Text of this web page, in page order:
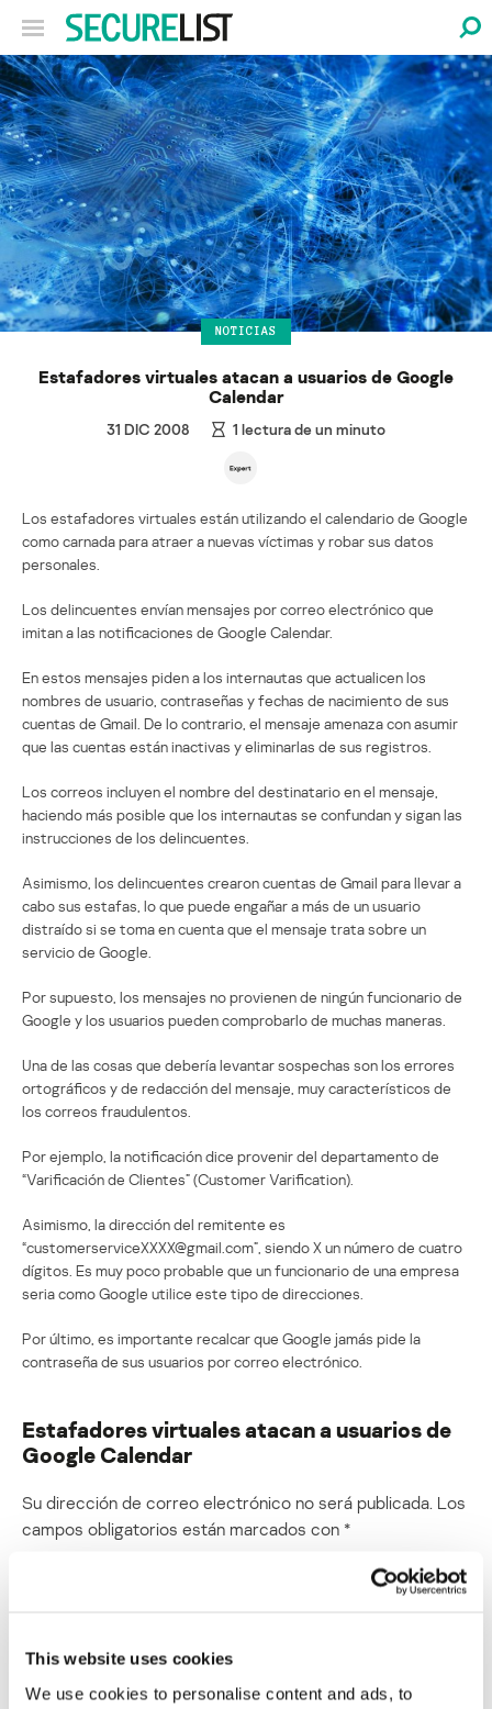
This website uses cookies
We use cookies to personalise content and ads, to
NOTICIAS
Estafadores virtuales atacan a usuarios de Google
Calendar
31 DIC 2008 1 lectura de un minuto
Los estafadores virtuales están utilizando el calendario de Google
como carnada para atraer a nuevas víctimas y robar sus datos
personales.
Los delincuentes envían mensajes por correo electrónico que
imitan a las notificaciones de Google Calendar.
En estos mensajes piden a los internautas que actualicen los
nombres de usuario, contraseñas y fechas de nacimiento de sus
cuentas de Gmail. De lo contrario, el mensaje amenaza con asumir
que las cuentas están inactivas y eliminarlas de sus registros.
Los correos incluyen el nombre del destinatario en el mensaje,
haciendo más posible que los internautas se confundan y sigan las
instrucciones de los delincuentes.
Asimismo, los delincuentes crearon cuentas de Gmail para llevar a
cabo sus estafas, lo que puede engañar a más de un usuario
distraído si se toma en cuenta que el mensaje trata sobre un
servicio de Google.
Por supuesto, los mensajes no provienen de ningún funcionario de
Google y los usuarios pueden comprobarlo de muchas maneras.
Una de las cosas que debería levantar sospechas son los errores
ortográficos y de redacción del mensaje, muy característicos de
los correos fraudulentos.
Por ejemplo, la notificación dice provenir del departamento de
“Varificación de Clientes” (Customer Varification).
Asimismo, la dirección del remitente es
“customerserviceXXXX@gmail.com”, siendo X un número de cuatro
dígitos. Es muy poco probable que un funcionario de una empresa
seria como Google utilice este tipo de direcciones.
Por último, es importante recalcar que Google jamás pide la
contraseña de sus usuarios por correo electrónico.
Estafadores virtuales atacan a usuarios de
Google Calendar
Su dirección de correo electrónico no será publicada. Los
campos obligatorios están marcados con *
Nombre* Correo electrónico*